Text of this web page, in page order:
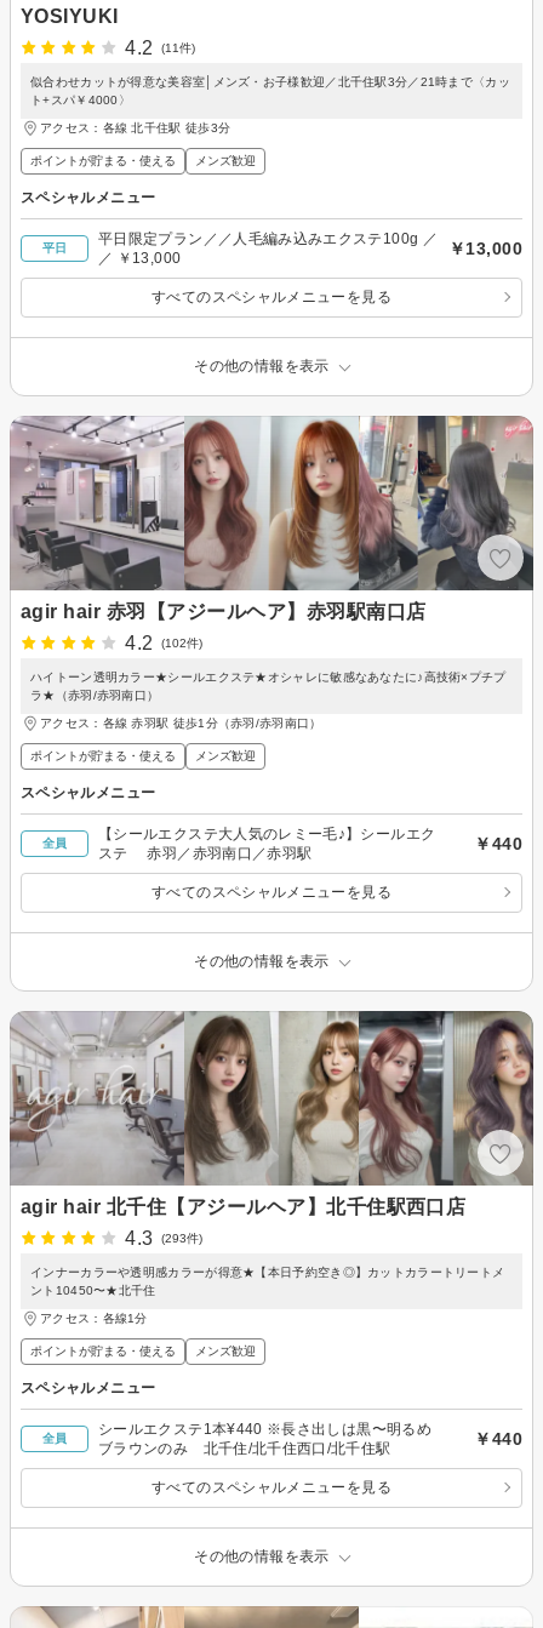
YOSIYUKI
4.2
(11件)
似合わせカットが得意な美容室│メンズ・お子様歓迎／北千住駅3分／21時まで〈カッ
ト+スパ￥4000〉
アクセス：各線 北千住駅 徒歩3分
ポイントが貯まる・使える メンズ歓迎
スペシャルメニュー
平日
平日限定プラン／／人毛編み込みエクステ100g ／
／ ￥13,000
￥13,000
すべてのスペシャルメニューを見る
その他の情報を表示
agir hair 赤羽【アジールヘア】赤羽駅南口店
4.2
(102件)
ハイトーン透明カラー★シールエクステ★オシャレに敏感なあなたに♪高技術×プチプ
ラ★（赤羽/赤羽南口）
アクセス：各線 赤羽駅 徒歩1分（赤羽/赤羽南口）
ポイントが貯まる・使える メンズ歓迎
スペシャルメニュー
全員
【シールエクステ大人気のレミー毛♪】シールエク
ステ 赤羽／赤羽南口／赤羽駅
￥440
すべてのスペシャルメニューを見る
その他の情報を表示
agir hair 北千住【アジールヘア】北千住駅西口店
4.3
(293件)
インナーカラーや透明感カラーが得意★【本日予約空き◎】カットカラートリートメ
ント10450〜★北千住
アクセス：各線1分
ポイントが貯まる・使える メンズ歓迎
スペシャルメニュー
全員
シールエクステ1本¥440 ※長さ出しは黒〜明るめ
ブラウンのみ 北千住/北千住西口/北千住駅
￥440
すべてのスペシャルメニューを見る
その他の情報を表示